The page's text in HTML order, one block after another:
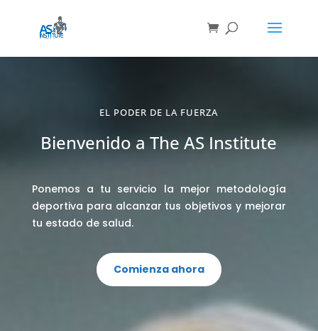
EL PODER DE LA FUERZA
Bienvenido a The AS Institute
Ponemos a tu servicio la mejor metodología
deportiva para alcanzar tus objetivos y mejorar
tu estado de salud.
Comienza ahora